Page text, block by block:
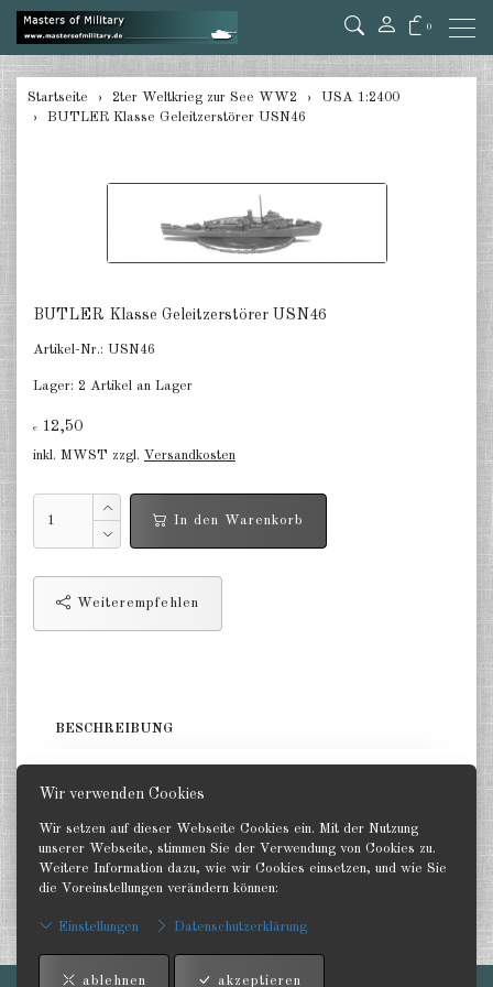
Wir verwenden Cookies
Wir setzen auf dieser Webseite Cookies ein. Mit der Nutzung
unserer Webseite, stimmen Sie der Verwendung von Cookies zu.
Weitere Information dazu, wie wir Cookies einsetzen, und wie Sie
die Voreinstellungen verändern können:
Einstellungen Datenschutzerklärung
ablehnen akzeptieren
0
zurück
Japan 1:285
Japan 1:2400
Alliierte 1:285/300
USA 1:2400
Niederlande 1:2400
Russland 1:2400
Startseite 2ter Weltkrieg zur See WW2
USA 1:2400
BUTLER Klasse Geleitzerstörer USN46
BUTLER Klasse Geleitzerstörer USN46
Artikel-Nr.: USN46
Lager: 2 Artikel an Lager
€ 12,50
inkl. MWST zzgl. Versandkosten
In den Warenkorb
Weiterempfehlen
BESCHREIBUNG
Zurück